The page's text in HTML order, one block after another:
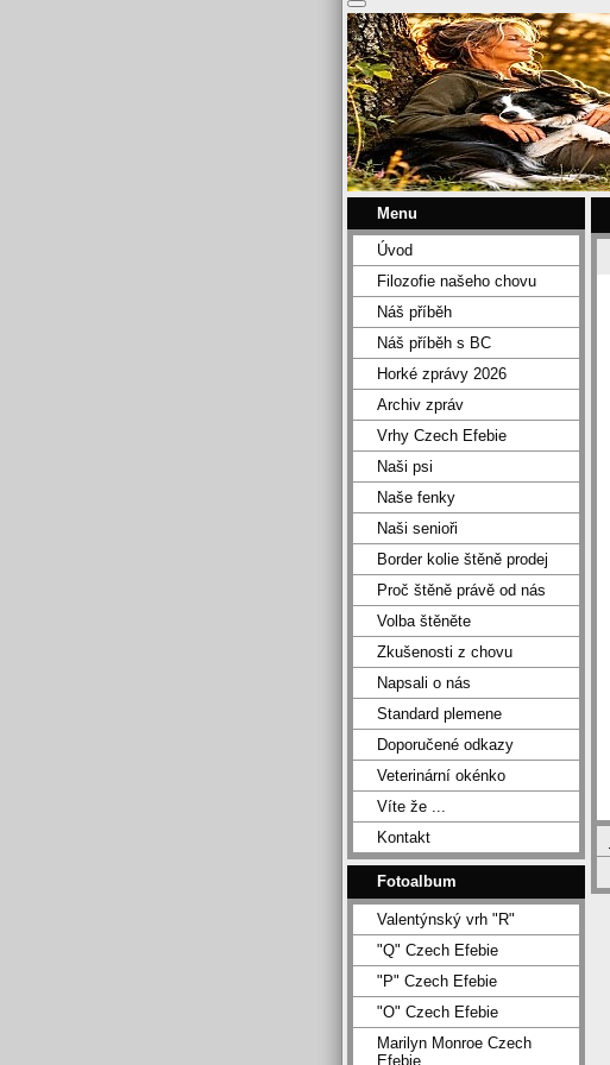
Menu
Úvod
Filozofie našeho chovu
Náš příběh
Náš příběh s BC
Horké zprávy 2026
Archiv zpráv
Vrhy Czech Efebie
Naši psi
Naše fenky
Naši senioři
Border kolie štěně prodej
Proč štěně právě od nás
Volba štěněte
Zkušenosti z chovu
Napsali o nás
Standard plemene
Doporučené odkazy
Veterinární okénko
Víte že ...
Kontakt
Fotoalbum
Valentýnský vrh "R"
"Q" Czech Efebie
"P" Czech Efebie
"O" Czech Efebie
Marilyn Monroe Czech
Efebie